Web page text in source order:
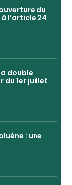
du
l’article 24
double
du 1er juillet
: une